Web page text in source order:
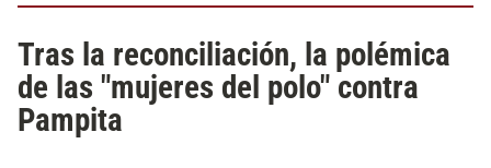
Tras la reconciliación, la polémica
de las "mujeres del polo" contra
Pampita